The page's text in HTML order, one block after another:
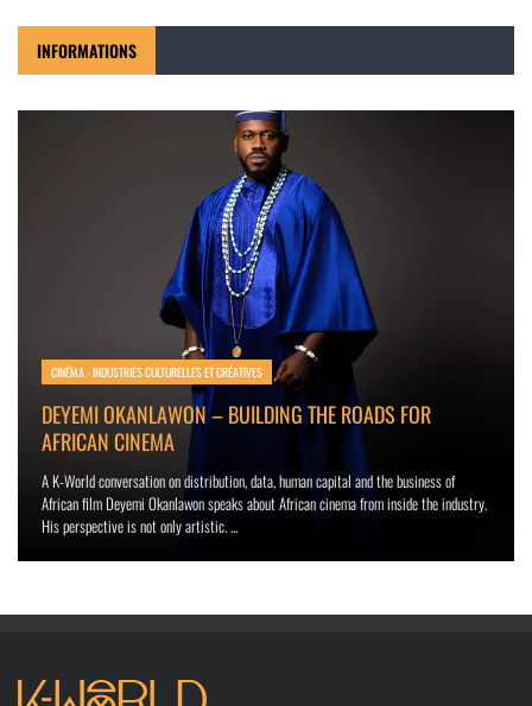
INFORMATIONS
CINÉMA - INDUSTRIES CULTURELLES ET CRÉATIVES
DEYEMI OKANLAWON – BUILDING THE ROADS FOR
AFRICAN CINEMA
A K-World conversation on distribution, data, human capital and the business of
African film Deyemi Okanlawon speaks about African cinema from inside the industry.
His perspective is not only artistic. ...